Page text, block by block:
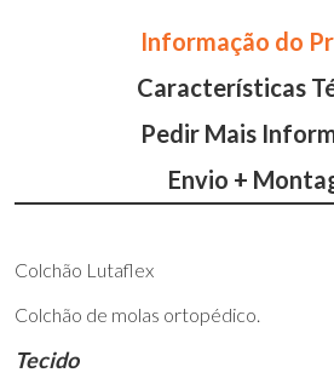
Informação do
Características
Pedir Mais
Envio +
Colchão Lutaflex
Colchão de molas ortopédico.
Tecido